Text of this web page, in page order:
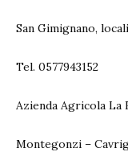
San Gimignano,
Tel. 0577943152
Azienda Agricola La
Montegonzi –